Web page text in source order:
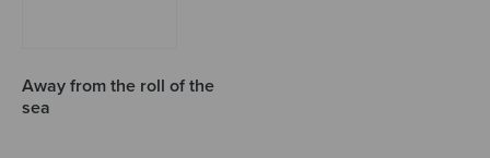
Away from the roll of the
sea